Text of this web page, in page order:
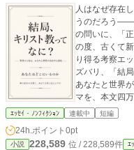
人はなぜ存在
うのだろう――― 人類誕生以来の「最大疑問」とも
の問いに、「正解
の度、古くて
り得る考察エ
ズバリ、「結
あなたと世界が存在
マを、本文四
皆さま自身が
す。
ｴｯｾｲ・ﾉﾝﾌｨｸｼｮﾝ 連載中 短編
24h.ポイント 0pt
小説 228,589 位 / 228,589件 ｴ